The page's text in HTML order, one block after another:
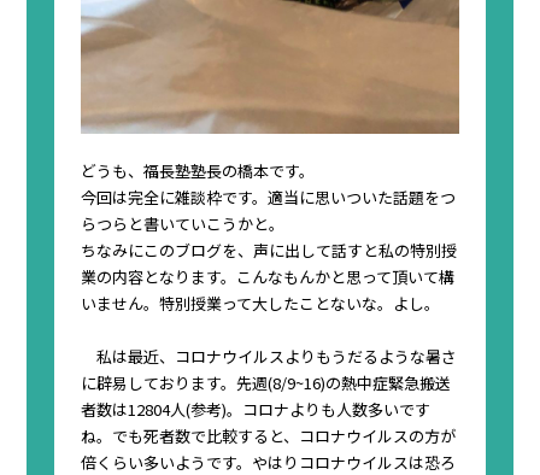
どうも、福長塾塾長の橋本です。
今回は完全に雑談枠です。適当に思いついた話題をつ
らつらと書いていこうかと。
ちなみにこのブログを、声に出して話すと私の特別授
業の内容となります。こんなもんかと思って頂いて構
いません。特別授業って大したことないな。よし。
私は最近、コロナウイルスよりもうだるような暑さ
に辟易しております。先週(8/9~16)の熱中症緊急搬送
者数は12804人(参考)。コロナよりも人数多いです
ね。でも死者数で比較すると、コロナウイルスの方が
倍くらい多いようです。やはりコロナウイルスは恐ろ